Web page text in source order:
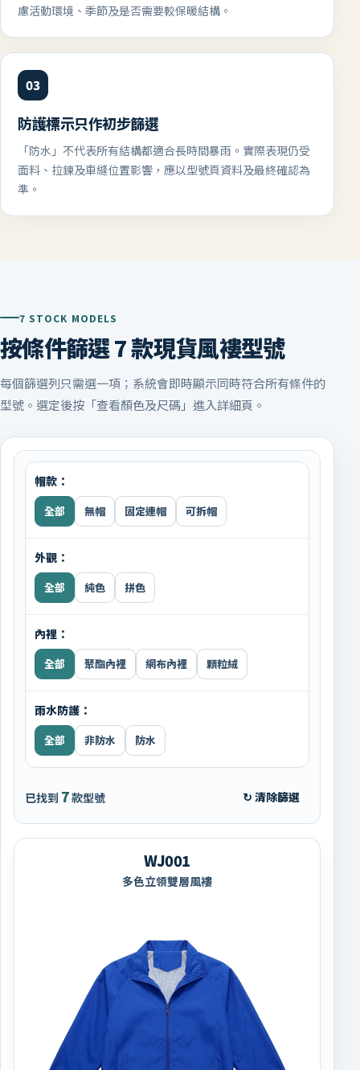
慮活動環境、季節及是否需要較保暖結構。
03
防護標示只作初步篩選
「防水」不代表所有結構都適合長時間暴雨。實際表現仍受
面料、拉鍊及車縫位置影響，應以型號頁資料及最終確認為
準。
7 STOCK MODELS
按條件篩選 7 款現貨風褸型號
每個篩選列只需選一項；系統會即時顯示同時符合所有條件的
型號。選定後按「查看顏色及尺碼」進入詳細頁。
帽款：
全部 無帽 固定連帽 可拆帽
外觀：
全部 純色 拼色
內裡：
全部 聚酯內裡 網布內裡 顆粒絨
雨水防護：
全部 非防水 防水
已找到 7款型號 ↻ 清除篩選
WJ001
多色立領雙層風褸